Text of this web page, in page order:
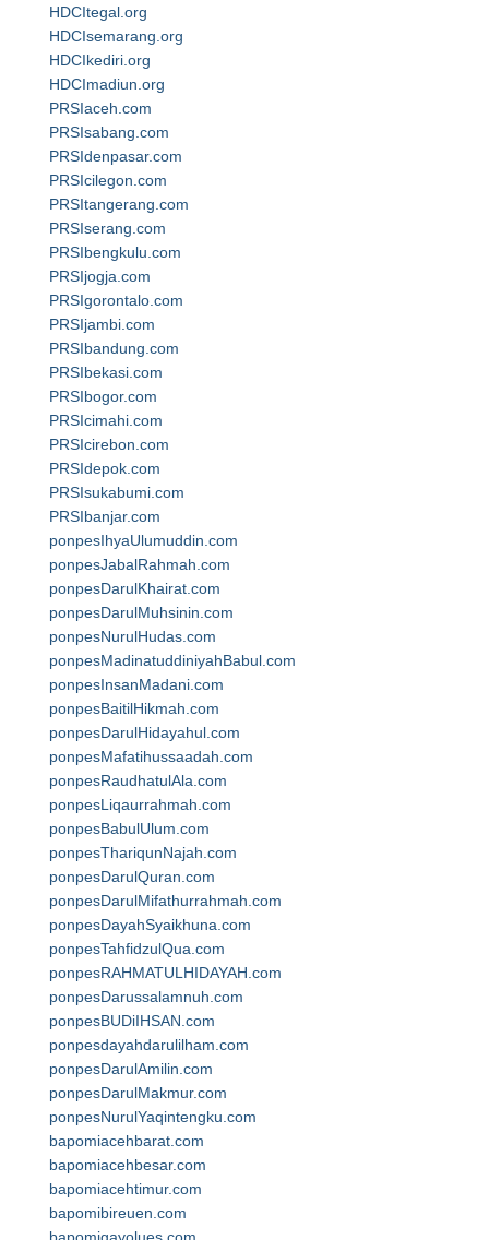
HDCItegal.org
HDCIsemarang.org
HDCIkediri.org
HDCImadiun.org
PRSIaceh.com
PRSIsabang.com
PRSIdenpasar.com
PRSIcilegon.com
PRSItangerang.com
PRSIserang.com
PRSIbengkulu.com
PRSIjogja.com
PRSIgorontalo.com
PRSIjambi.com
PRSIbandung.com
PRSIbekasi.com
PRSIbogor.com
PRSIcimahi.com
PRSIcirebon.com
PRSIdepok.com
PRSIsukabumi.com
PRSIbanjar.com
ponpesIhyaUlumuddin.com
ponpesJabalRahmah.com
ponpesDarulKhairat.com
ponpesDarulMuhsinin.com
ponpesNurulHudas.com
ponpesMadinatuddiniyahBabul.com
ponpesInsanMadani.com
ponpesBaitilHikmah.com
ponpesDarulHidayahul.com
ponpesMafatihussaadah.com
ponpesRaudhatulAla.com
ponpesLiqaurrahmah.com
ponpesBabulUlum.com
ponpesThariqunNajah.com
ponpesDarulQuran.com
ponpesDarulMifathurrahmah.com
ponpesDayahSyaikhuna.com
ponpesTahfidzulQua.com
ponpesRAHMATULHIDAYAH.com
ponpesDarussalamnuh.com
ponpesBUDiIHSAN.com
ponpesdayahdarulilham.com
ponpesDarulAmilin.com
ponpesDarulMakmur.com
ponpesNurulYaqintengku.com
bapomiacehbarat.com
bapomiacehbesar.com
bapomiacehtimur.com
bapomibireuen.com